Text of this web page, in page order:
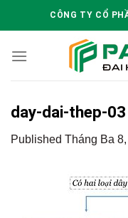
CÔNG TY CỔ
day-dai-thep-03
Published Tháng Ba